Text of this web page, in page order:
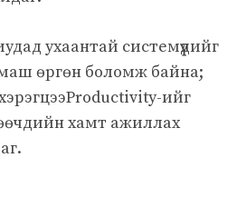
ухаантай системүүдийг
маш өргөн боломж байна;
ийг
хамт ажиллах